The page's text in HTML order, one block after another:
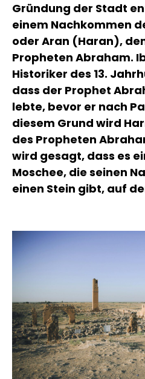
Gründung der Stadt
einem Nachkommen
oder Aran (Haran),
Propheten Abraham.
Historiker des 13.
dass der Prophet
lebte, bevor er nach
diesem Grund wird
des Propheten
wird gesagt, dass es
Moschee, die seinen
einen Stein gibt, auf